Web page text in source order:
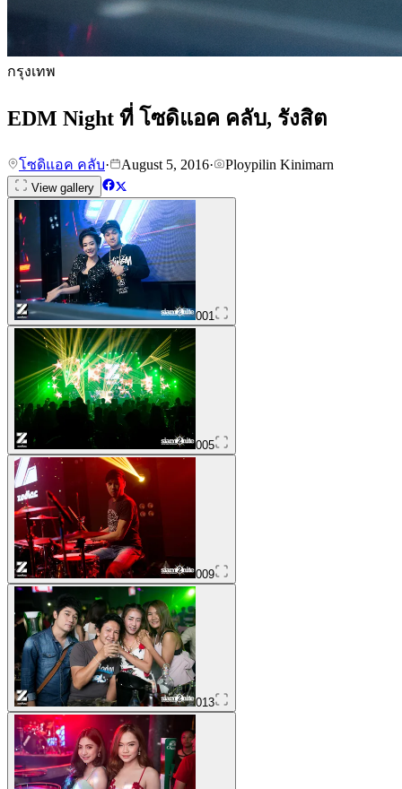
กรุงเทพ
EDM Night ที่ โซดิแอค คลับ, รังสิต
โซดิแอค คลับ· August 5, 2016· Ploypilin Kinimarn
View gallery
001
005
009
013